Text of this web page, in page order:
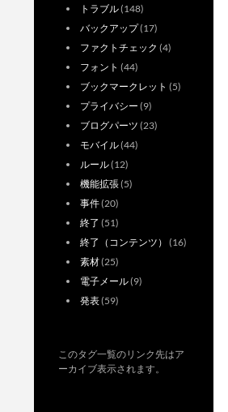
トラブル(148)
バックアップ(17)
ファクトチェック (4)
フォント (44)
ブックマークレット (5)
プライバシー (9)
ブログパーツ (23)
モバイル(44)
ルール(12)
機能拡張(5)
事件(20)
終了 (51)
終了（コンテンツ） (16)
素材(25)
電子メール(9)
発表(59)
このタグ一覧のリンク先はア
ーカイブ表示されます。